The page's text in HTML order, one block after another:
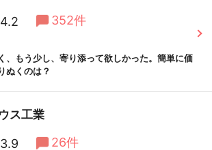
4.2 352件
、もう少し、寄り添って欲しかった。簡単に価
ぬくのは？
ス工業
3.9 26件